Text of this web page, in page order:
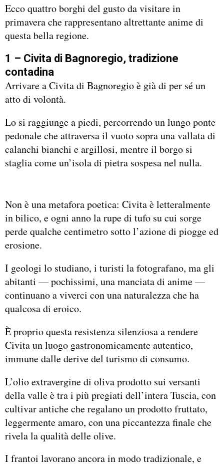
Ecco quattro borghi del gusto da visitare in
primavera che rappresentano altrettante anime di
questa bella regione.
1 – Civita di Bagnoregio, tradizione
contadina
Arrivare a Civita di Bagnoregio è già di per sé un
atto di volontà.
Lo si raggiunge a piedi, percorrendo un lungo ponte
pedonale che attraversa il vuoto sopra una vallata di
calanchi bianchi e argillosi, mentre il borgo si
staglia come un’isola di pietra sospesa nel nulla.
Non è una metafora poetica: Civita è letteralmente
in bilico, e ogni anno la rupe di tufo su cui sorge
perde qualche centimetro sotto l’azione di piogge ed
erosione.
I geologi lo studiano, i turisti la fotografano, ma gli
abitanti — pochissimi, una manciata di anime —
continuano a viverci con una naturalezza che ha
qualcosa di eroico.
È proprio questa resistenza silenziosa a rendere
Civita un luogo gastronomicamente autentico,
immune dalle derive del turismo di consumo.
L’olio extravergine di oliva prodotto sui versanti
della valle è tra i più pregiati dell’intera Tuscia, con
cultivar antiche che regalano un prodotto fruttato,
leggermente amaro, con una piccantezza finale che
rivela la qualità delle olive.
I frantoi lavorano ancora in modo tradizionale, e